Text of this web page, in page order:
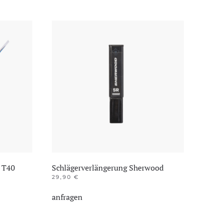
Schlägerverlängerung Sherwood
29,90 €
anfragen